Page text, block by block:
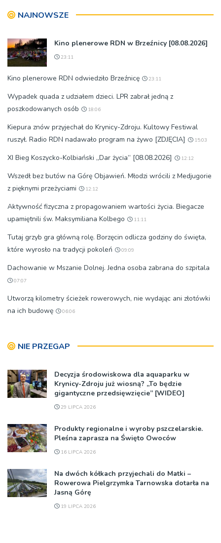
NAJNOWSZE
Kino plenerowe RDN w Brzeźnicy [08.08.2026]
23:11
Kino plenerowe RDN odwiedziło Brzeźnicę 23:11
Wypadek quada z udziałem dzieci. LPR zabrał jedną z
poszkodowanych osób
18:06
Kiepura znów przyjechał do Krynicy-Zdroju. Kultowy Festiwal
ruszył. Radio RDN nadawało program na żywo [ZDJĘCIA]
15:03
XI Bieg Koszycko-Kolbiański „Dar życia” [08.08.2026] 12:12
Wszedł bez butów na Górę Objawień. Młodzi wrócili z Medjugorie
z pięknymi przeżyciami
12:12
Aktywność fizyczna z propagowaniem wartości życia. Biegacze
upamiętnili św. Maksymiliana Kolbego
11:11
Tutaj grzyb gra główną rolę. Borzęcin odlicza godziny do święta,
które wyrosło na tradycji pokoleń
09:09
Dachowanie w Mszanie Dolnej. Jedna osoba zabrana do szpitala
07:07
Utworzą kilometry ścieżek rowerowych, nie wydając ani złotówki
na ich budowę
06:06
NIE PRZEGAP
Decyzja środowiskowa dla aquaparku w
Krynicy-Zdroju już wiosną? „To będzie
gigantyczne przedsięwzięcie” [WIDEO]
29 LIPCA 2026
Produkty regionalne i wyroby pszczelarskie.
Pleśna zaprasza na Święto Owoców
16 LIPCA 2026
Na dwóch kółkach przyjechali do Matki –
Rowerowa Pielgrzymka Tarnowska dotarła na
Jasną Górę
19 LIPCA 2026